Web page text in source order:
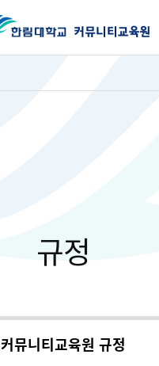
규정
커뮤니티교육원 규정